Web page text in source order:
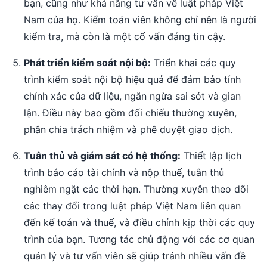
bạn, cũng như khả năng tư vấn về luật pháp Việt
Nam của họ. Kiểm toán viên không chỉ nên là người
kiểm tra, mà còn là một cố vấn đáng tin cậy.
Phát triển kiểm soát nội bộ: Triển khai các quy
trình kiểm soát nội bộ hiệu quả để đảm bảo tính
chính xác của dữ liệu, ngăn ngừa sai sót và gian
lận. Điều này bao gồm đối chiếu thường xuyên,
phân chia trách nhiệm và phê duyệt giao dịch.
Tuân thủ và giám sát có hệ thống: Thiết lập lịch
trình báo cáo tài chính và nộp thuế, tuân thủ
nghiêm ngặt các thời hạn. Thường xuyên theo dõi
các thay đổi trong luật pháp Việt Nam liên quan
đến kế toán và thuế, và điều chỉnh kịp thời các quy
trình của bạn. Tương tác chủ động với các cơ quan
quản lý và tư vấn viên sẽ giúp tránh nhiều vấn đề